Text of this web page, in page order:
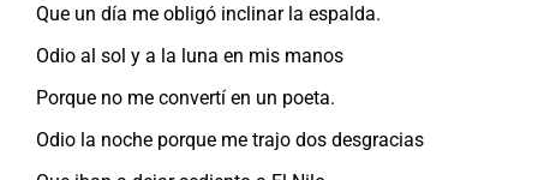
Que un día me obligó inclinar la espalda.
Odio al sol y a la luna en mis manos
Porque no me convertí en un poeta.
Odio la noche porque me trajo dos desgracias